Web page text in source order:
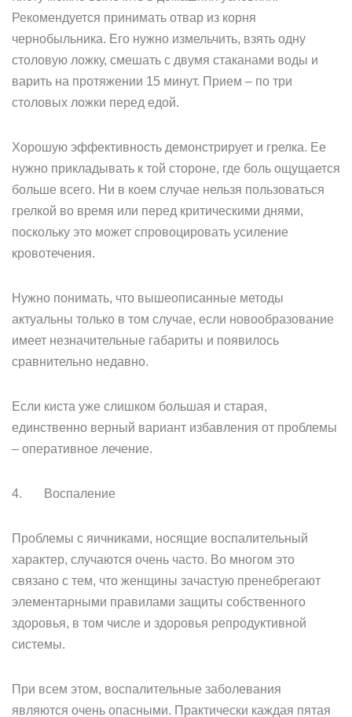
Рекомендуется принимать отвар из корня
чернобыльника. Его нужно измельчить, взять одну
столовую ложку, смешать с двумя стаканами воды и
варить на протяжении 15 минут. Прием – по три
столовых ложки перед едой.
Хорошую эффективность демонстрирует и грелка. Ее
нужно прикладывать к той стороне, где боль ощущается
больше всего. Ни в коем случае нельзя пользоваться
грелкой во время или перед критическими днями,
поскольку это может спровоцировать усиление
кровотечения.
Нужно понимать, что вышеописанные методы
актуальны только в том случае, если новообразование
имеет незначительные габариты и появилось
сравнительно недавно.
Если киста уже слишком большая и старая,
единственно верный вариант избавления от проблемы
– оперативное лечение.
4. Воспаление
Проблемы с яичниками, носящие воспалительный
характер, случаются очень часто. Во многом это
связано с тем, что женщины зачастую пренебрегают
элементарными правилами защиты собственного
здоровья, в том числе и здоровья репродуктивной
системы.
При всем этом, воспалительные заболевания
являются очень опасными. Практически каждая пятая